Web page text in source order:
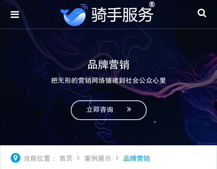
品牌营销
把无形的营销网络铺建到社会公众心里
立即咨询
当前位置： 首页 案例展示 品牌营销